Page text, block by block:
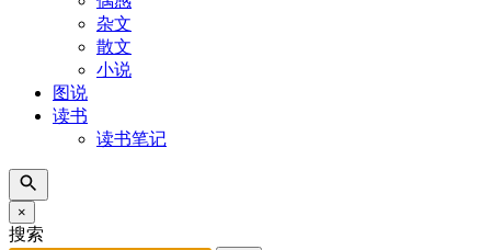
杂文
散文
小说
图说
读书
读书笔记
×
搜索